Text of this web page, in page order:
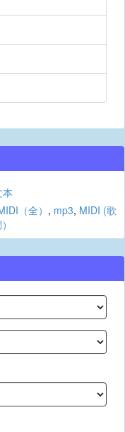
本
（全） , mp3, MIDI (歌